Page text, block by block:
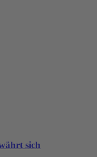
sich